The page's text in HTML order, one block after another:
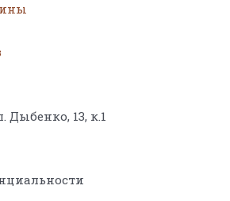
Дыбенко, 13, к.1